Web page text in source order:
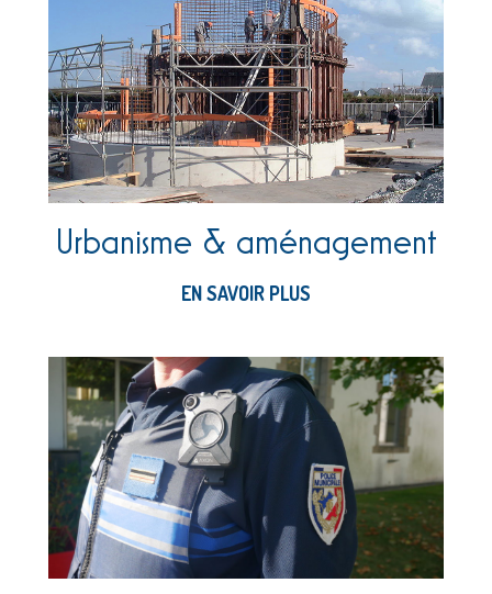
Urbanisme & aménagement
EN SAVOIR PLUS